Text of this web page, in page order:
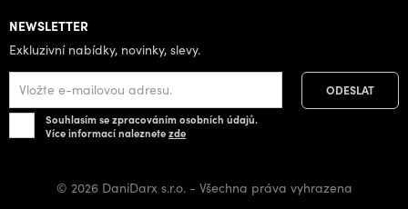
NEWSLETTER
Exkluzivní nabídky, novinky, slevy.
Souhlasím se zpracováním osobních údajů.
Více informací naleznetezde
© 2026 DaniDarx s.r.o. - Všechna práva vyhrazena